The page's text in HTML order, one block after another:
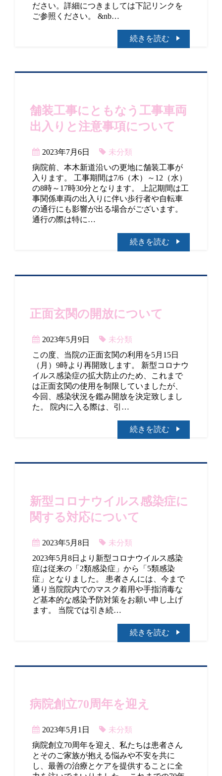
ださい。詳細につきましては下記リンクを
ご参照ください。 &nb…
続きを読む
舗装工事にともなう工事車両
出入りと注意事項について
2023年7月6日
未分類
病院前、本木新道沿いの更地に舗装工事が
入ります。 工事期間は7/6（木）～12（水）
の8時～17時30分となります。 上記期間は工
事関係車両の出入りに伴い歩行者や自転車
の通行にも影響が出る場合がございます。
通行の際は特に…
続きを読む
正面玄関の開放について
2023年5月9日
未分類
この度、当院の正面玄関の利用を5月15日
（月）9時より再開致します。 新型コロナウ
イルス感染症の拡大防止のため、これまで
は正面玄関の使用を制限していましたが、
今回、感染状況を鑑み開放を決定致しまし
た。 院内に入る際は、引…
続きを読む
新型コロナウイルス感染症に
関する対応について
2023年5月8日
未分類
2023年5月8日より新型コロナウイルス感染
症は従来の「2類感染症」から「5類感染
症」となりました。 患者さんには、今まで
通り当院院内でのマスク着用や手指消毒な
ど基本的な感染予防対策をお願い申し上げ
ます。 当院では引き続…
続きを読む
病院創立70周年を迎え
2023年5月1日
未分類
病院創立70周年を迎え、私たちは患者さん
とそのご家族が抱える悩みや不安を共に
し、最善の治療とケアを提供することに全